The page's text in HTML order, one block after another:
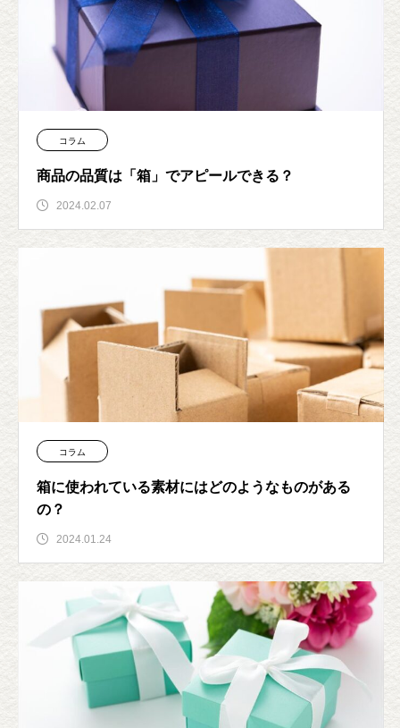
コラム
商品の品質は「箱」でアピールできる？
2024.02.07
コラム
箱に使われている素材にはどのようなものがある
の？
2024.01.24